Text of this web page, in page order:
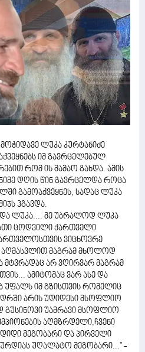
ლუკა კურტანიძე
იმ გავრცელებულ
რომ ის მამაო გახდა. ამის
დღის წინ გავრცელდა როცა
გამოაქვეყნეს, სადაც ლუკა
ჰგავდა.
ლუკა.... მე უბრალოდ ლუკა
ცოდვილი ქართველი
ვიცხოვრე
აღმასვლით მაგრამ მხოლოდ
მტვრადაც არ ვღირვარ მაგრამ
ამიტომაც ვარ ასე და
იმ გზისთვის რომელიც
არის უდიდესი მსოფლიო
გუსინოვი უამრავი მსოფლიო
აღმზრდელი,ჩვენი
მეგობარი და პირველი
უღალატო მეგობარი..." -